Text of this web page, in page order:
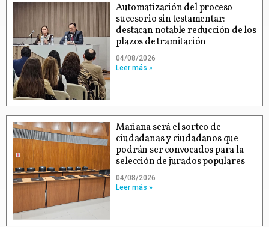
Automatización del proceso
sucesorio sin testamentar:
destacan notable reducción de los
plazos de tramitación
04/08/2026
Leer más »
Mañana será el sorteo de
ciudadanas y ciudadanos que
podrán ser convocados para la
selección de jurados populares
04/08/2026
Leer más »